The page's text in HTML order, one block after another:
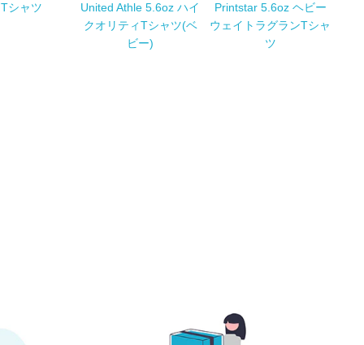
シャツ
United Athle 5.6oz ハイ
クオリティTシャツ(ベ
ビー)
Printstar 5.6oz ヘビー
ウェイトラグランTシャ
ツ